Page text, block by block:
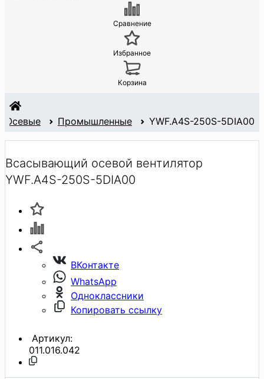
Сравнение
Избранное
Корзина
Осевые Промышленные YWF.A4S-250S-5DIA00
Всасывающий осевой вентилятор
YWF.A4S-250S-5DIA00
ВКонтакте
WhatsApp
Одноклассники
Копировать ссылку
Артикул:
011.016.042